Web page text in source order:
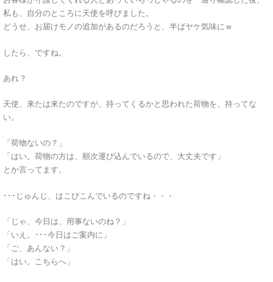
私も、自分のところに天使を呼びました。
どうせ、お届けモノの追加があるのだろうと、半ばヤケ気味にｗ
したら、ですね。
あれ？
天使、来たは来たのですが、持ってくるかと思われた荷物を、持ってな
い。
「荷物ないの？」
「はい。荷物の方は、順次運び込んでいるので、大丈夫です」
とか言ってます。
･･･じゅんじ、はこびこんでいるのですね・・・
「じゃ、今日は、用事ないのね？」
「いえ。･･･今日はご案内に」
「ご、あんない？」
「はい。こちらへ」